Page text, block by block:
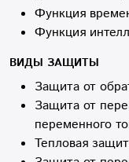
Функция
Функция
ВИДЫ ЗАЩИТЫ
Защита от
Защита от
переменного
Тепловая